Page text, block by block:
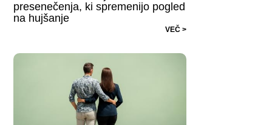
presenečenja, ki spremenijo pogled
na hujšanje
VEČ >